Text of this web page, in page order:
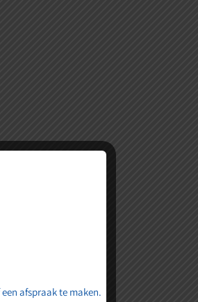
afspraak te maken.